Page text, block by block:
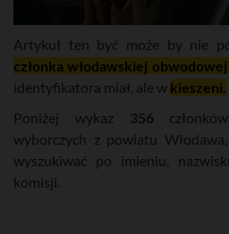
Artykuł ten być może by nie
członka włodawskiej
identyfikatora miał, ale w kieszeni.
Poniżej wykaz 356
wyborczych z powiatu
wyszukiwać po imieniu,
komisji.